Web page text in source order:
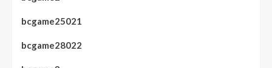
bcgame25021
bcgame28022